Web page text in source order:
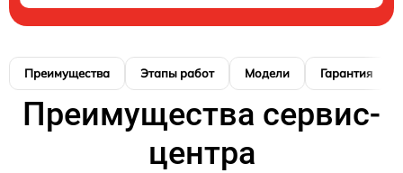
Преимущества Этапы работ Модели Гарантия
Преимущества сервис-
центра